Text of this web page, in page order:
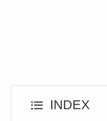
INDEX